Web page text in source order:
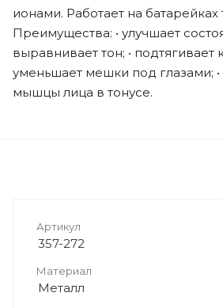
ионами. Работает на батарейках
Преимущества: • улучшает
выравнивает тон; • подтягивает
уменьшает мешки под глазами;
мышцы лица в тонусе.
Артикул
357-272
Материал
Металл